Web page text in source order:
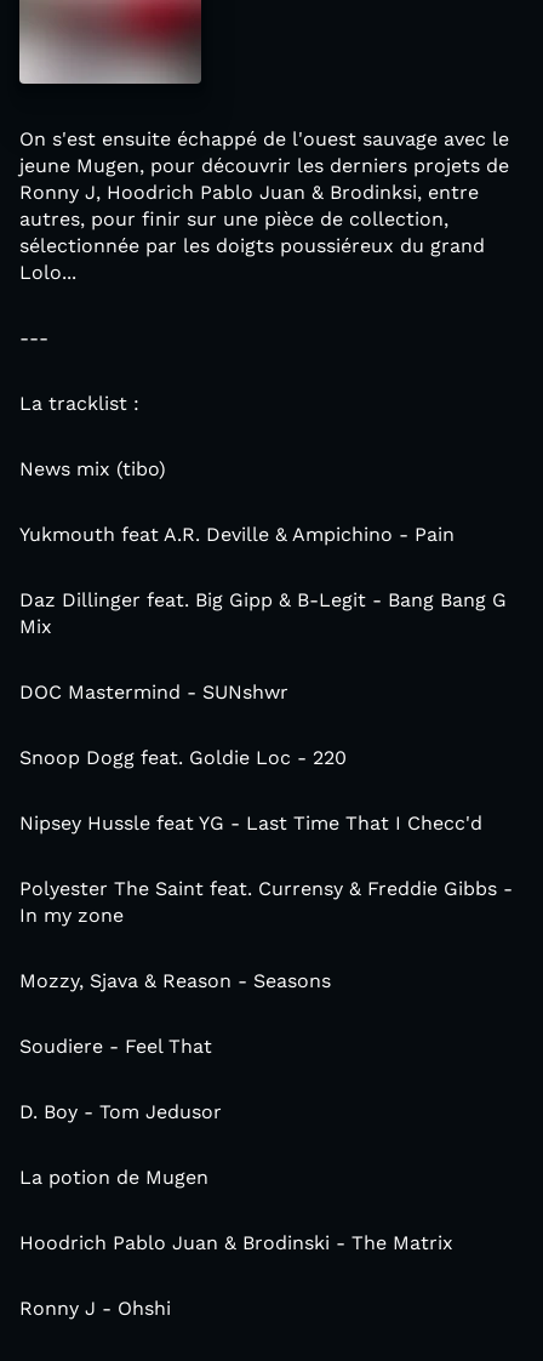
On s'est ensuite échappé de l'ouest sauvage avec le
jeune Mugen, pour découvrir les derniers projets de
Ronny J, Hoodrich Pablo Juan & Brodinksi, entre
autres, pour finir sur une pièce de collection,
sélectionnée par les doigts poussiéreux du grand
Lolo...
---
La tracklist :
News mix (tibo)
Yukmouth feat A.R. Deville & Ampichino - Pain
Daz Dillinger feat. Big Gipp & B-Legit - Bang Bang G
Mix
DOC Mastermind - SUNshwr
Snoop Dogg feat. Goldie Loc - 220
Nipsey Hussle feat YG - Last Time That I Checc'd
Polyester The Saint feat. Currensy & Freddie Gibbs -
In my zone
Mozzy, Sjava & Reason - Seasons
Soudiere - Feel That
D. Boy - Tom Jedusor
La potion de Mugen
Hoodrich Pablo Juan & Brodinski - The Matrix
Ronny J - Ohshi